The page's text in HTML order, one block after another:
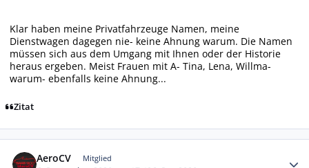
Klar haben meine Privatfahrzeuge Namen, meine
Dienstwagen dagegen nie- keine Ahnung warum. Die Namen
müssen sich aus dem Umgang mit Ihnen oder der Historie
heraus ergeben. Meist Frauen mit A- Tina, Lena, Willma-
warum- ebenfalls keine Ahnung...
Zitat
AeroCV Mitglied